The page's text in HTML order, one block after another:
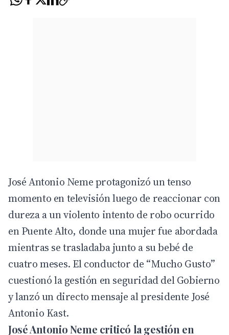
José Antonio Neme protagonizó un tenso
momento en televisión luego de reaccionar con
dureza a un violento intento de robo ocurrido
en Puente Alto, donde una mujer fue abordada
mientras se trasladaba junto a su bebé de
cuatro meses. El conductor de “Mucho Gusto”
cuestionó la gestión en seguridad delGobierno
y lanzó un directo mensaje al presidente José
Antonio Kast.
José Antonio Neme criticó la gestión en